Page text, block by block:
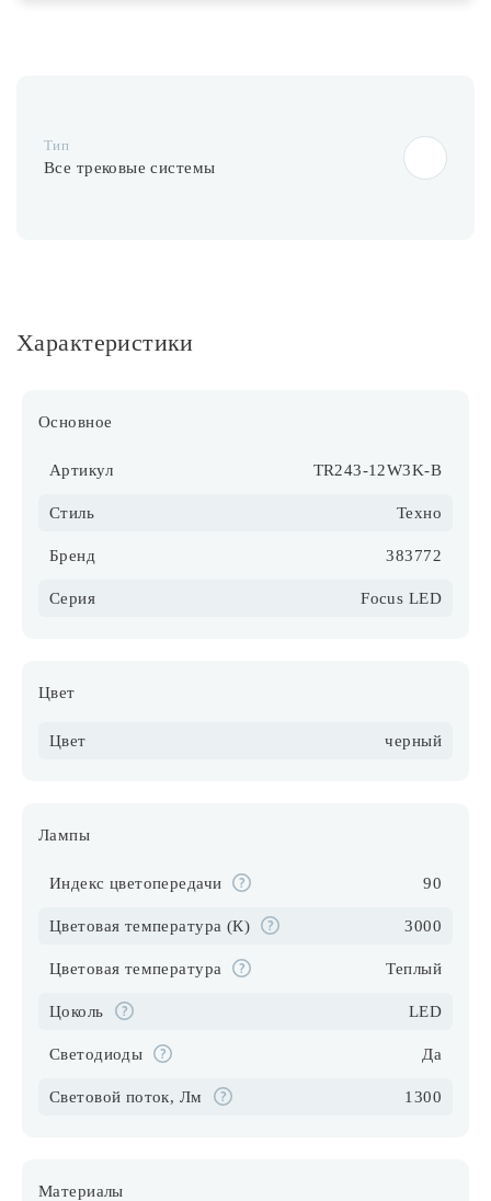
Бренды
Тип
Все трековые системы
Характеристики
Основное
Артикул TR243-12W3K-B
Стиль Техно
Бренд 383772
Серия Focus LED
Цвет
Цвет черный
Лампы
Индекс цветопередачи 90
Цветовая температура (К) 3000
Цветовая температура Теплый
Цоколь LED
Светодиоды Да
Световой поток, Лм 1300
Материалы